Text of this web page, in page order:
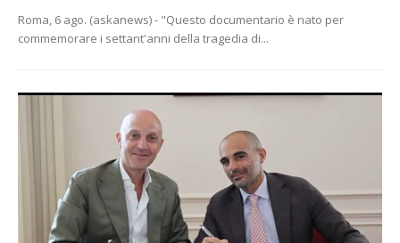
Roma, 6 ago. (askanews) - "Questo documentario è nato per
commemorare i settant'anni della tragedia di...